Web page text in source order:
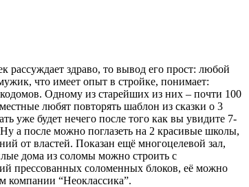
рассуждает здраво, то вывод его прост: любой
что имеет опыт в стройке, понимает:
Одному из старейших из них – почти 100
любят повторять шаблон из сказки о 3
уже будет нечего после того как вы увидите 7-
а после можно поглазеть на 2 красивые школы,
от властей. Показан ещё многоцелевой зал,
дома из соломы можно строить с
прессованных соломенных блоков, её можно
компании “Неоклассика”.